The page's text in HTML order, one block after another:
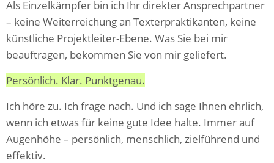
Als Einzelkämpfer bin ich Ihr direkter Ansprechpartner
– keine Weiterreichung an Texterpraktikanten, keine
künstliche Projektleiter-Ebene. Was Sie bei mir
beauftragen, bekommen Sie von mir geliefert.
Persönlich. Klar. Punktgenau.
Ich höre zu. Ich frage nach. Und ich sage Ihnen ehrlich,
wenn ich etwas für keine gute Idee halte. Immer auf
Augenhöhe – persönlich, menschlich, zielführend und
effektiv.